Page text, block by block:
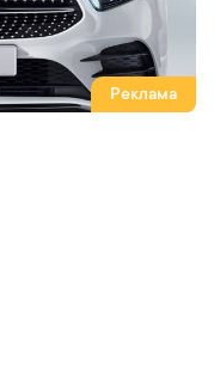
Реклама